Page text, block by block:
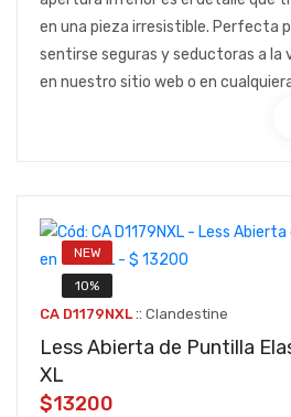
en una pieza irresistible. Perfecta
sentirse seguras y seductoras a la
en nuestro sitio web o en
NEW
10%
CA D1179NXL:: Clandestine
Less Abierta de Puntilla
XL
$13200